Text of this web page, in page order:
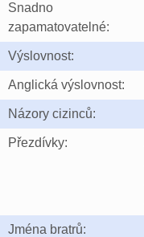
Snadno
zapamatovatelné:
Výslovnost:
Anglická výslovnost:
Názory cizinců:
Přezdívky:
Jména bratrů: